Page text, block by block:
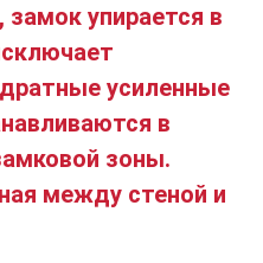
упирается в
усиленные
в
зоны.
между стеной и